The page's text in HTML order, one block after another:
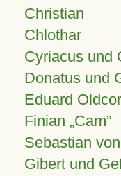
Christian
Chlothar
Cyriacus und
Donatus und
Eduard
Finian Cam
Sebastian
Gibert und